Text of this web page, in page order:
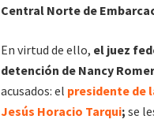
Central Norte de
En virtud de ello, el juez
detención de Nancy
acusados: el presidente de
Jesús Horacio Tarqui; se